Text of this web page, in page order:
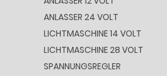
ANLASSER 24 VOLT
LICHTMASCHINE 14 VOLT
LICHTMASCHINE 28 VOLT
SPANNUNGSREGLER